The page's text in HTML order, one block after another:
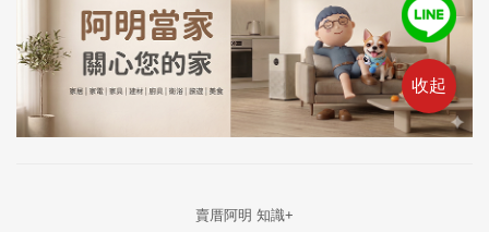
收起
賣厝阿明 知識+